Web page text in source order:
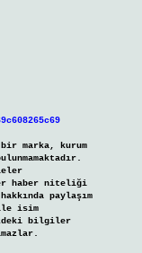
marka, kurum
haber niteliği
paylaşım
ile isim
bilgiler